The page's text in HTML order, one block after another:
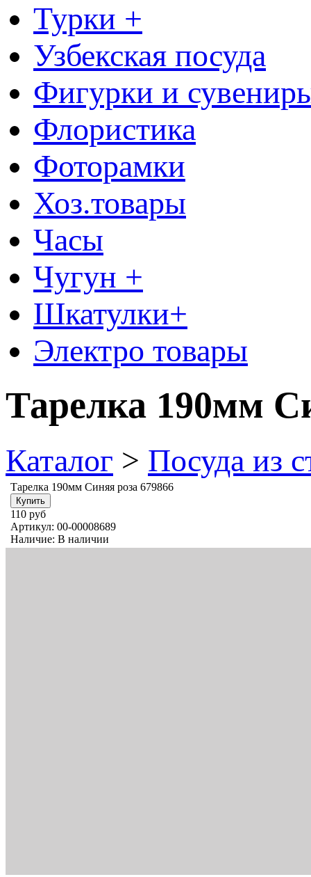
Турки +
Узбекская посуда
Фигурки и
Флористика
Фоторамки
Хоз.товары
Часы
Чугун +
Шкатулки+
Электро товары
Тарелка 190мм
Каталог > Посуда из
Тарелка 190мм Синяя роза 679866
110 руб
Артикул: 00-00008689
Наличие: В наличии